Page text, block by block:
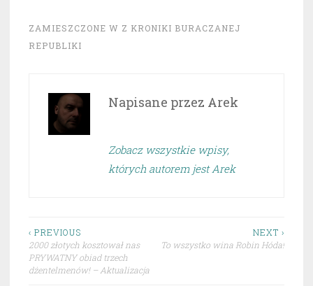
ZAMIESZCZONE W Z KRONIKI BURACZANEJ
REPUBLIKI
Napisane przez Arek
Zobacz wszystkie wpisy,
których autorem jest Arek
Nawigacja
wpisu
‹ PREVIOUS
2000 złotych kosztował nas
PRYWATNY obiad trzech
dżentelmenów! – Aktualizacja
NEXT ›
To wszystko wina Robin Hóda!